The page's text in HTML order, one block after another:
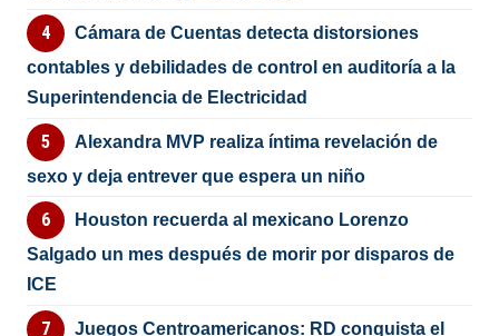
Cámara de Cuentas detecta distorsiones
contables y debilidades de control en auditoría a la
Superintendencia de Electricidad
Alexandra MVP realiza íntima revelación de
sexo y deja entrever que espera un niño
Houston recuerda al mexicano Lorenzo
Salgado un mes después de morir por disparos de
ICE
Juegos Centroamericanos: RD conquista el